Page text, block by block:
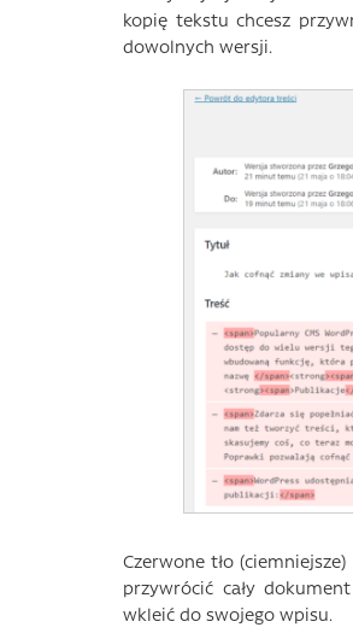
kopię tekstu chcesz
dowolnych wersji.
Czerwone tło
przywrócić cały
wkleić do swojego wpisu.